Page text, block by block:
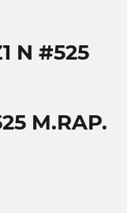
N #525
M.RAP.